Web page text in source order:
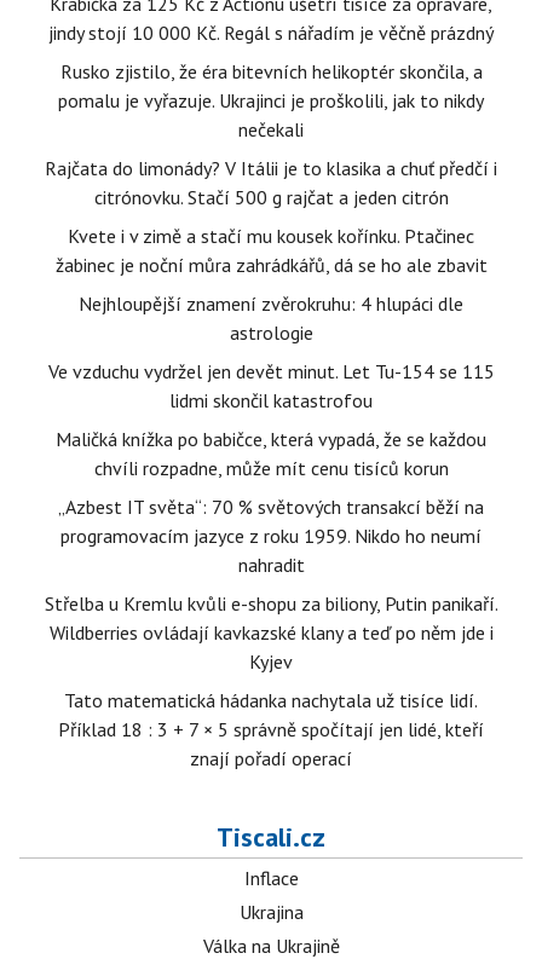
jindy stojí 10 000 Kč. Regál s nářadím je věčně prázdný
Rusko zjistilo, že éra bitevních helikoptér skončila, a
pomalu je vyřazuje. Ukrajinci je proškolili, jak to nikdy
nečekali
Rajčata do limonády? V Itálii je to klasika a chuť předčí i
citrónovku. Stačí 500 g rajčat a jeden citrón
Kvete i v zimě a stačí mu kousek kořínku. Ptačinec
žabinec je noční můra zahrádkářů, dá se ho ale zbavit
Nejhloupější znamení zvěrokruhu: 4 hlupáci dle
astrologie
Ve vzduchu vydržel jen devět minut. Let Tu-154 se 115
lidmi skončil katastrofou
Maličká knížka po babičce, která vypadá, že se každou
chvíli rozpadne, může mít cenu tisíců korun
„Azbest IT světa“: 70 % světových transakcí běží na
programovacím jazyce z roku 1959. Nikdo ho neumí
nahradit
Střelba u Kremlu kvůli e-shopu za biliony, Putin panikaří.
Wildberries ovládají kavkazské klany a teď po něm jde i
Kyjev
Tato matematická hádanka nachytala už tisíce lidí.
Příklad 18 : 3 + 7 × 5 správně spočítají jen lidé, kteří
znají pořadí operací
Tiscali.cz
Inflace
Ukrajina
Válka na Ukrajině